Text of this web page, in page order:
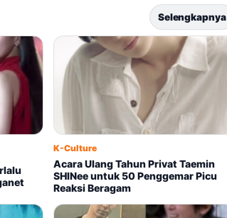
Selengkapnya
K-Culture
Acara Ulang Tahun Privat Taemin
SHINee untuk 50 Penggemar Picu
Reaksi Beragam